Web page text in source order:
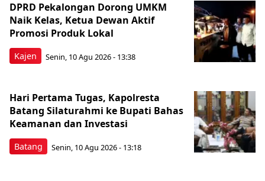
Kajen
DPRD Pekalongan Dorong UMKM
Naik Kelas, Ketua Dewan Aktif
Promosi Produk Lokal
Senin, 10 Agu 2026 - 13:38
Batang
Hari Pertama Tugas, Kapolresta
Batang Silaturahmi ke Bupati Bahas
Keamanan dan Investasi
Senin, 10 Agu 2026 - 13:18